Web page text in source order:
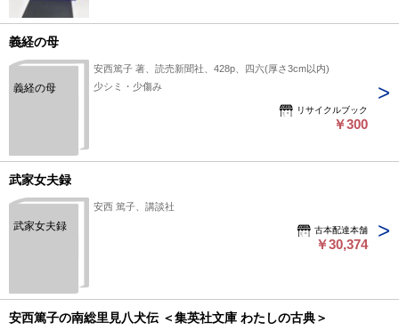
義経の母
義経の母
安西篤子 著、読売新聞社、428p、四六(厚さ3cm以内)
少シミ・少傷み
リサイクルブック
￥300
武家女夫録
武家女夫録
安西 篤子、講談社
古本配達本舗
￥30,374
安西篤子の南総里見八犬伝 ＜集英社文庫 わたしの古典＞